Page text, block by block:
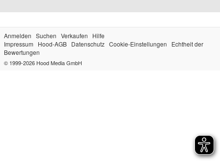
Anmelden Suchen Verkaufen
Hilfe
Impressum
Hood-AGB Datenschutz Cookie-Einstellungen
Echtheit der
Bewertungen
© 1999-2026 Hood Media GmbH